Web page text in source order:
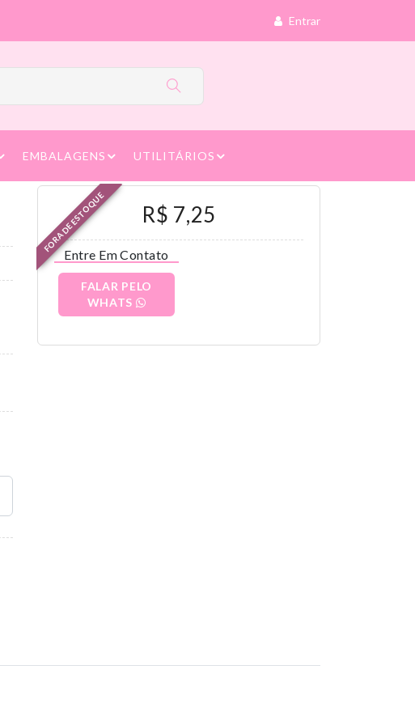
Entrar
EMBALAGENS UTILITÁRIOS
FORA DE ESTOQUE R$ 7,25
Entre Em Contato
FALAR PELO
WHATS